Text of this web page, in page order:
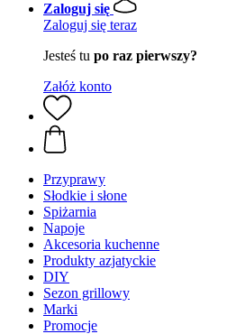
Zaloguj się
Zaloguj się teraz
Jesteś tu po raz pierwszy?
Załóż konto
Przyprawy
Słodkie i słone
Spiżarnia
Napoje
Akcesoria kuchenne
Produkty azjatyckie
DIY
Sezon grillowy
Marki
Promocje